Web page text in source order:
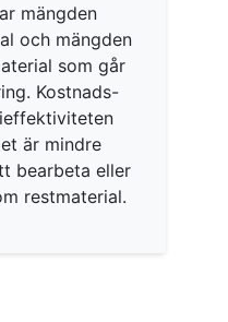
mängden
och mängden
som går
Kostnads-
är mindre
bearbeta eller
restmaterial.